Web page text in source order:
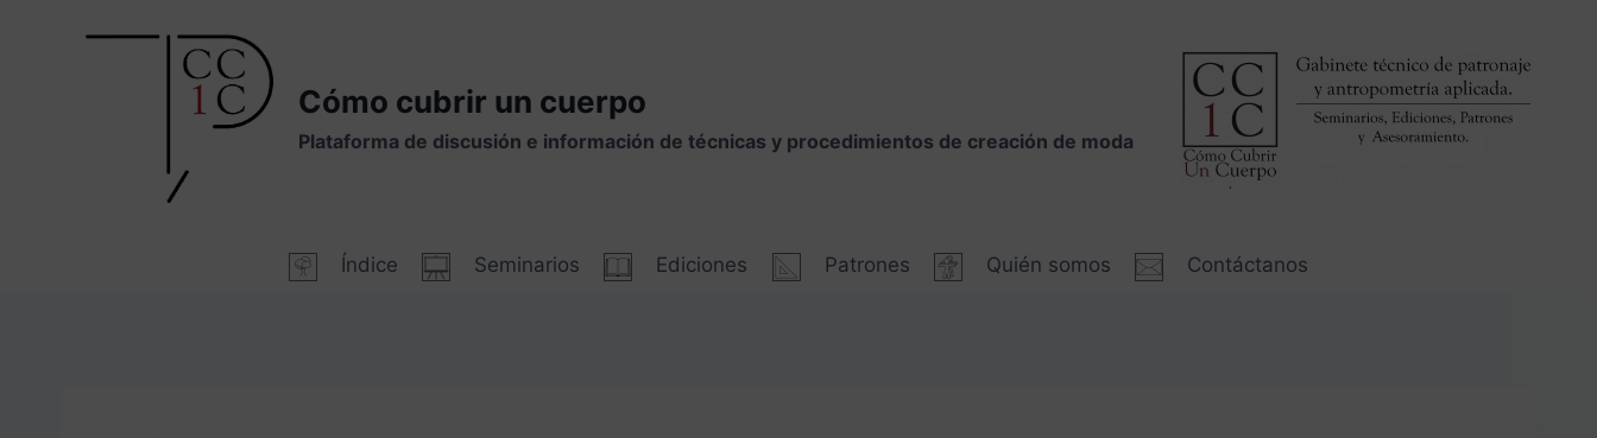
Cómo cubrir un cuerpo
Plataforma de discusión e información de técnicas y procedimientos de creación de moda
Índice Seminarios Ediciones Patrones Quién somos Contáctanos